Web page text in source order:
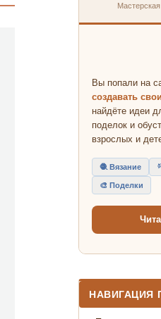
Вы попали на
создавать
найдёте идеи
поделок и
взрослых и
🧶 Вязание
🎨 Поделки
НАВИГАЦИЯ